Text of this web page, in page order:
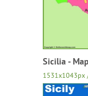
Sicilia -
1531x1043px